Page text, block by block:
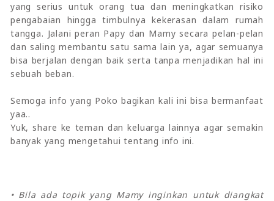
yang serius untuk orang tua dan meningkatkan risiko
pengabaian hingga timbulnya kekerasan dalam rumah
tangga. Jalani peran Papy dan Mamy secara pelan-pelan
dan saling membantu satu sama lain ya, agar semuanya
bisa berjalan dengan baik serta tanpa menjadikan hal ini
sebuah beban.
Semoga info yang Poko bagikan kali ini bisa bermanfaat
yaa..
Yuk, share ke teman dan keluarga lainnya agar semakin
banyak yang mengetahui tentang info ini.
• Bila ada topik yang Mamy inginkan untuk diangkat